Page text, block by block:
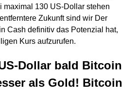
maximal 130 US-Dollar stehen
Zukunft sind wir Der
Cash definitiv das Potenzial hat,
Kurs aufzurufen.
Dollar bald Bitcoin
als Gold! Bitcoin